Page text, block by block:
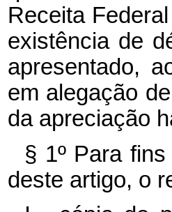
Receita
existência de
apresentado,
em alegação
da apreciação
§ 1º Para
deste artigo, o